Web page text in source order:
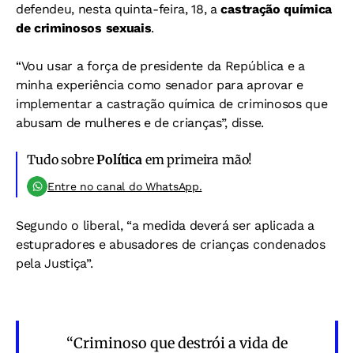
defendeu, nesta quinta-feira, 18, acastração química
de criminosos sexuais.
“Vou usar a força de presidente da República e a
minha experiência como senador para aprovar e
implementar a castração química de criminosos que
abusam de mulheres e de crianças”, disse.
Tudo sobrePolítica em primeira mão!
Entre no canal do WhatsApp.
Segundo o liberal, “a medida deverá ser aplicada a
estupradores e abusadores de crianças condenados
pela Justiça”.
“Criminoso que destrói a vida de